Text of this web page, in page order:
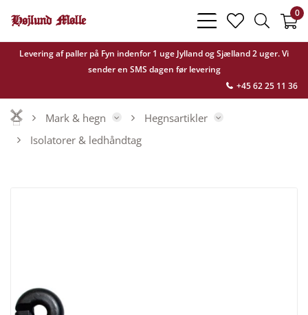
Levering af paller på Fyn indenfor 1 uge Jylland og Sjælland 2 uger. Vi
sender en SMS dagen før levering
+45 62 25 11 36
bars
light
heart
light
search
light
0
Mark & hegn
Hegnsartikler
Isolatorer & ledhåndtag